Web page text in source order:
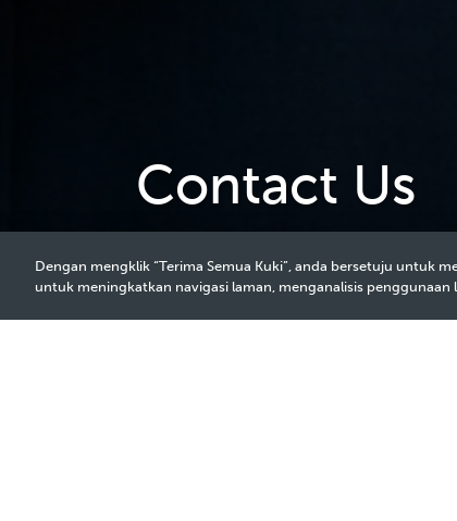
Contact Us
Dengan mengklik “Terima Semua Kuki”, anda bersetuju untuk
untuk meningkatkan navigasi laman, menganalisis penggunaan